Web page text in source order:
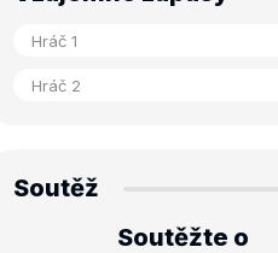
Soutěž
Soutěžte o